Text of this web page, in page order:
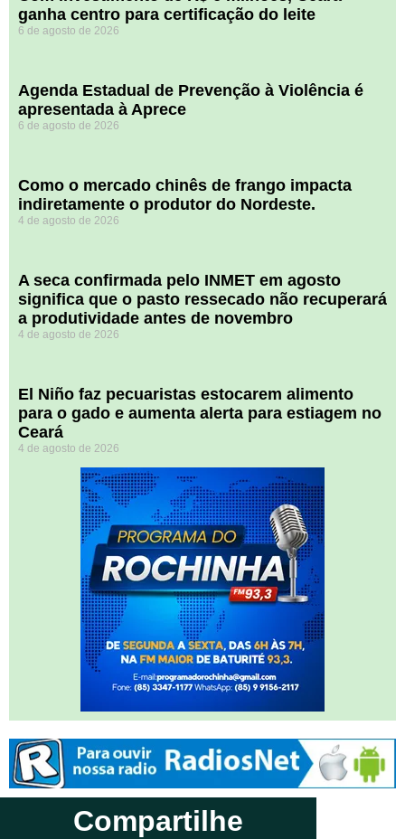
ganha centro para certificação do leite
6 de agosto de 2026
Agenda Estadual de Prevenção à Violência é
apresentada à Aprece
6 de agosto de 2026
​Como o mercado chinês de frango impacta
indiretamente o produtor do Nordeste.
4 de agosto de 2026
A seca confirmada pelo INMET em agosto
significa que o pasto ressecado não recuperará
a produtividade antes de novembro
4 de agosto de 2026
El Niño faz pecuaristas estocarem alimento
para o gado e aumenta alerta para estiagem no
Ceará
4 de agosto de 2026
Compartilhe